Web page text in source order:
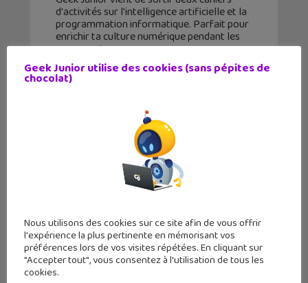
d'activités sur l'intelligence artificielle et la
programmation informatique. Parfait pour
enrichir ta culture numérique pendant les
vacances !
Geek Junior utilise des cookies (sans pépites de
chocolat)
Nous utilisons des cookies sur ce site afin de vous offrir
l'expérience la plus pertinente en mémorisant vos
préférences lors de vos visites répétées. En cliquant sur
"Accepter tout", vous consentez à l'utilisation de tous les
cookies.